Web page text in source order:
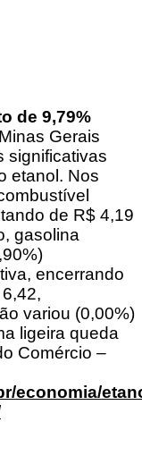
de 9,79%
Gerais
significativas
etanol. Nos
de R$ 4,19
gasolina
encerrando
variou (0,00%)
ligeira queda
Comércio –
economia/